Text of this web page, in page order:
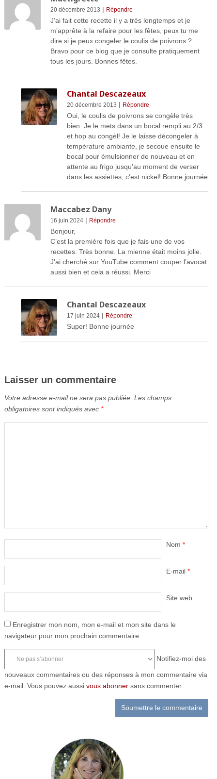
20 décembre 2013 | Répondre
J’ai fait cette recette il y a très longtemps et je
m’apprête à la refaire pour les fêtes, peux tu me
dire si je peux congeler le coulis de poivrons ?
Bravo pour ce blog que je consulte pratiquement
tous les jours. Bonnes fêtes.
Chantal Descazeaux
20 décembre 2013 | Répondre
Oui, le coulis de poivrons se congèle très
bien. Je le mets dans un bocal rempli au 2/3
et hop au congèl! Je le laisse décongeler à
température ambiante, je secoue ensuite le
bocal pour émulsionner de nouveau et en
attente au frigo jusqu’au moment de verser
dans les assiettes, c’est nickel! Bonne journée
Maccabez Dany
16 juin 2024| Répondre
Bonjour,
C’est la première fois que je fais une de vos
recettes. Très bonne. La mienne était moins jolie.
J’ai cherché sur YouTube comment couper l’avocat
aussi bien et cela a réussi. Merci
Chantal Descazeaux
17 juin 2024| Répondre
Super! Bonne journée
Laisser un commentaire
Votre adresse e-mail ne sera pas publiée. Les champs
obligatoires sont indiqués avec *
Nom *
E-mail *
Site web
Enregistrer mon nom, mon e-mail et mon site dans le
navigateur pour mon prochain commentaire.
Notifiez-moi des
nouveaux commentaires ou des réponses à mon commentaire via
e-mail. Vous pouvez aussi vous abonnersans commenter.